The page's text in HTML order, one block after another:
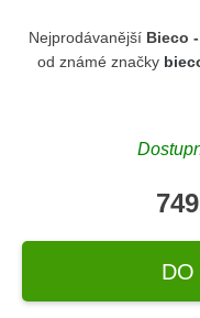
Nejprodávanější Bieco
od známé značky
DO